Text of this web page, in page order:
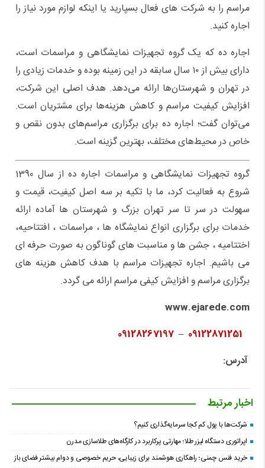
مراسم را به شرکت های فعال بسپارید یا اینکه لوازم مورد نیاز را
اجاره کنید.
اجاره ده که یک گروه تجهیزات نمایشگاهی و مراسمات است،
دارای بیش از ۱۰ سال سابقه در این زمینه بوده و خدمات زیادی را
در تهران و شهرستانها ارائه میدهد. هدف اصلی این شرکت،
افزایش کیفیت مراسم و کاهش هزینهها برای مشتریان است.
میتوان گفت؛ اجاره ده برای برگزاری مراسمهای بدون نقص و
خاص در محیطهای مختلف، بهترین گزینه است.
گروه تجهیزات نمایشگاهی و مراسمات اجاره ده از سال 1390
شروع به فعالیت کرد، ما با تکیه بر سه اصل کیفیت، قیمت و
سهولت در سر تا سر تهران بزرگ و شهرستان ها آماده ارائه
خدمات برای برگزاری انواع نمایشگاه ها ، مراسمات ، افتتاحیه،
اختتامیه ، جشن ها و مناسبت های گوناگون به صورت حرفه ای
می باشیم. اجاره تجهیزات مراسم با هدف کاهش هزینه های
برگزاری مراسم و افزایش کیفی مراسم ارائه می گردد.
www.ejarede.com
09122871251
–
09128267197
آدرس:
اخبار مرتبط
شرکت‌ها با پول کم کجا سرمایه‌گذاری کنیم؟
اپراتوری دستگاه لیزر طلا؛ مهارتی پرکاربرد در کارگاه‌های طلاسازی مدرن
خرید فنس چمنی؛ راهکاری هوشمند برای زیبایی، حریم خصوصی و دوام بیشتر فضای باز